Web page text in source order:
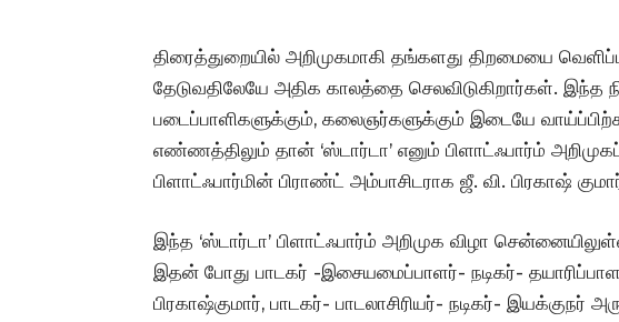
திரைத்துறையில் அறிமுகமாகி தங்களது திறமையை
தேடுவதிலேயே அதிக காலத்தை செலவிடுகிறார்கள். இந்த
படைப்பாளிகளுக்கும், கலைஞர்களுக்கும் இடையே
எண்ணத்திலும் தான் ‘ஸ்டார்டா’ எனும் பிளாட்ஃபார்ம்
பிளாட்ஃபார்மின் பிராண்ட் அம்பாசிடராக ஜீ. வி. பிரகாஷ்
இந்த ‘ஸ்டார்டா’ பிளாட்ஃபார்ம் அறிமுக விழா
இதன் போது பாடகர் -இசையமைப்பாளர்- நடிகர்-
பிரகாஷ்குமார், பாடகர்- பாடலாசிரியர்- நடிகர்- இயக்குநர்